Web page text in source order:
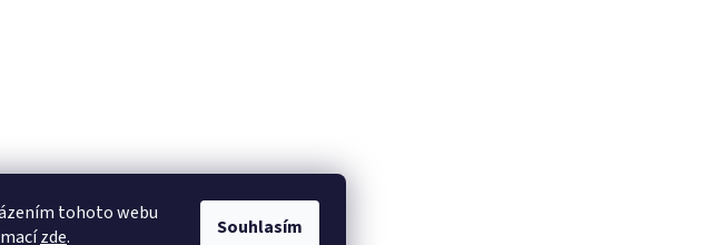
tohoto webu
zde. Souhlasím